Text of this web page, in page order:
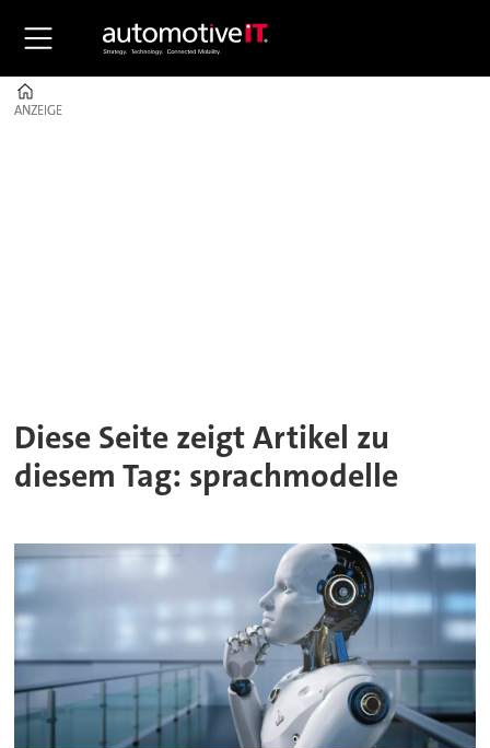
ANZEIGE
ANZEIGE
Diese Seite zeigt Artikel zu
diesem Tag: sprachmodelle